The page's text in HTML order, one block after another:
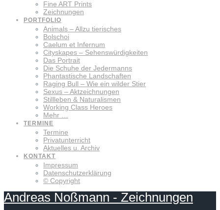
Fine ART Prints
Zeichnungen
PORTFOLIO
Animals – Allzu tierisches
Bolschoi
Caelum et Infernum
Cityskapes – Sehenswürdigkeiten
Das Portrait
Die Schuhe der Jedermanns
Phantastische Landschaften
Raging Bull – Wie ein wilder Stier
Sexus – Aktzeichnungen
Stillleben & Naturalismen
Working Class Heroes
Mehr …
TERMINE
Termine
Privatunterricht
Aktuelles u. Archiv
KONTAKT
Impressum
Datenschutzerklärung
© Copyright
Andreas Noßmann - Zeichnungen